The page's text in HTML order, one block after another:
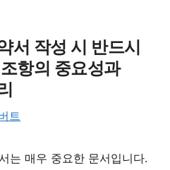
서 작성 시 반드시
항의 중요성과
트
는 매우 중요한 문서입니다.